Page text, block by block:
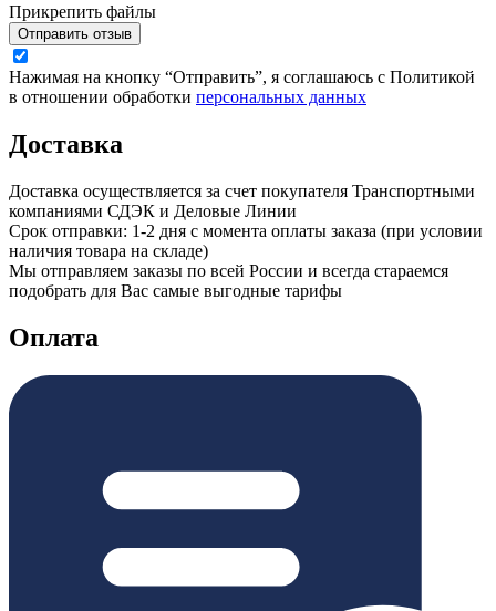
Прикрепить файлы
Отправить отзыв
Нажимая на кнопку “Отправить”, я соглашаюсь с Политикой
в отношении обработки персональных данных
Доставка
Доставка осуществляется за счет покупателя Транспортными
компаниями СДЭК и Деловые Линии
Срок отправки: 1-2 дня с момента оплаты заказа (при условии
наличия товара на складе)
Мы отправляем заказы по всей России и всегда стараемся
подобрать для Вас самые выгодные тарифы
Оплата